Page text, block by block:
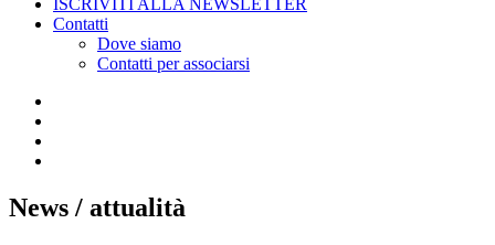
ISCRIVITI ALLA NEWSLETTER
Contatti
Dove siamo
Contatti per associarsi
News / attualità